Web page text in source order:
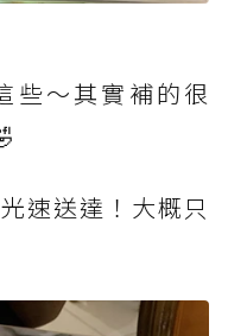
些～其實補的很
速送達！大概只